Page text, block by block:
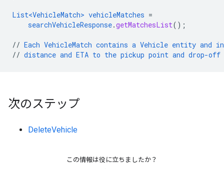
List<VehicleMatch> vehicleMatches =
searchVehicleResponse.getMatchesList();
// Each VehicleMatch contains a Vehicle entity and
// distance and ETA to the pickup point and drop-off
次のステップ
DeleteVehicle
この情報は役に立ちましたか？